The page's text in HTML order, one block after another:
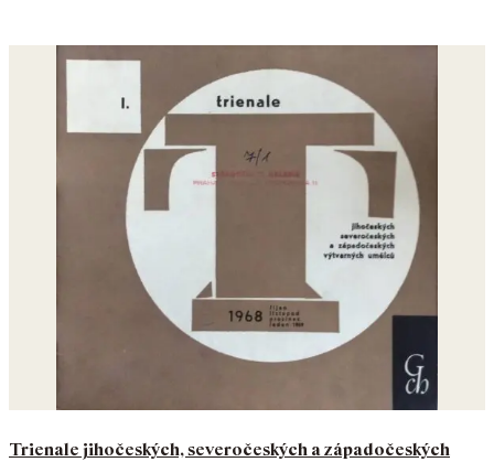
Trienale jihočeských, severočeských a západočeských